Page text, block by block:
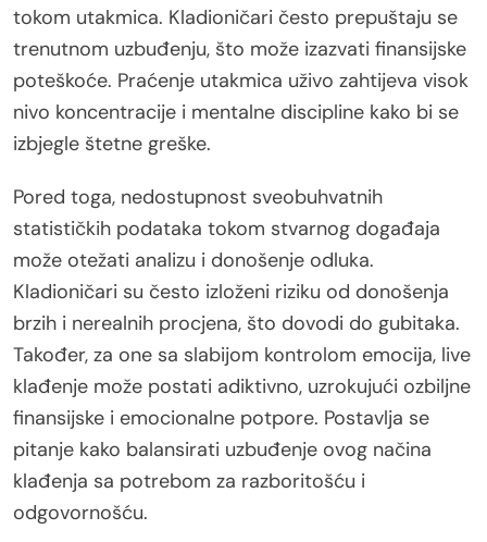
tokom utakmica. Kladioničari često prepuštaju se
trenutnom uzbuđenju, što može izazvati finansijske
poteškoće. Praćenje utakmica uživo zahtijeva visok
nivo koncentracije i mentalne discipline kako bi se
izbjegle štetne greške.
Pored toga, nedostupnost sveobuhvatnih
statističkih podataka tokom stvarnog događaja
može otežati analizu i donošenje odluka.
Kladioničari su često izloženi riziku od donošenja
brzih i nerealnih procjena, što dovodi do gubitaka.
Također, za one sa slabijom kontrolom emocija, live
klađenje može postati adiktivno, uzrokujući ozbiljne
finansijske i emocionalne potpore. Postavlja se
pitanje kako balansirati uzbuđenje ovog načina
klađenja sa potrebom za razboritošću i
odgovornošću.